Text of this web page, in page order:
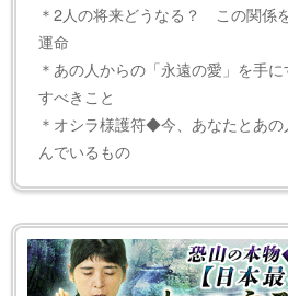
＊2人の将来どうなる？ この関係
運命
＊あの人からの「永遠の愛」を手
すべきこと
＊オシラ様護符◆今、あなたとあ
んでいるもの